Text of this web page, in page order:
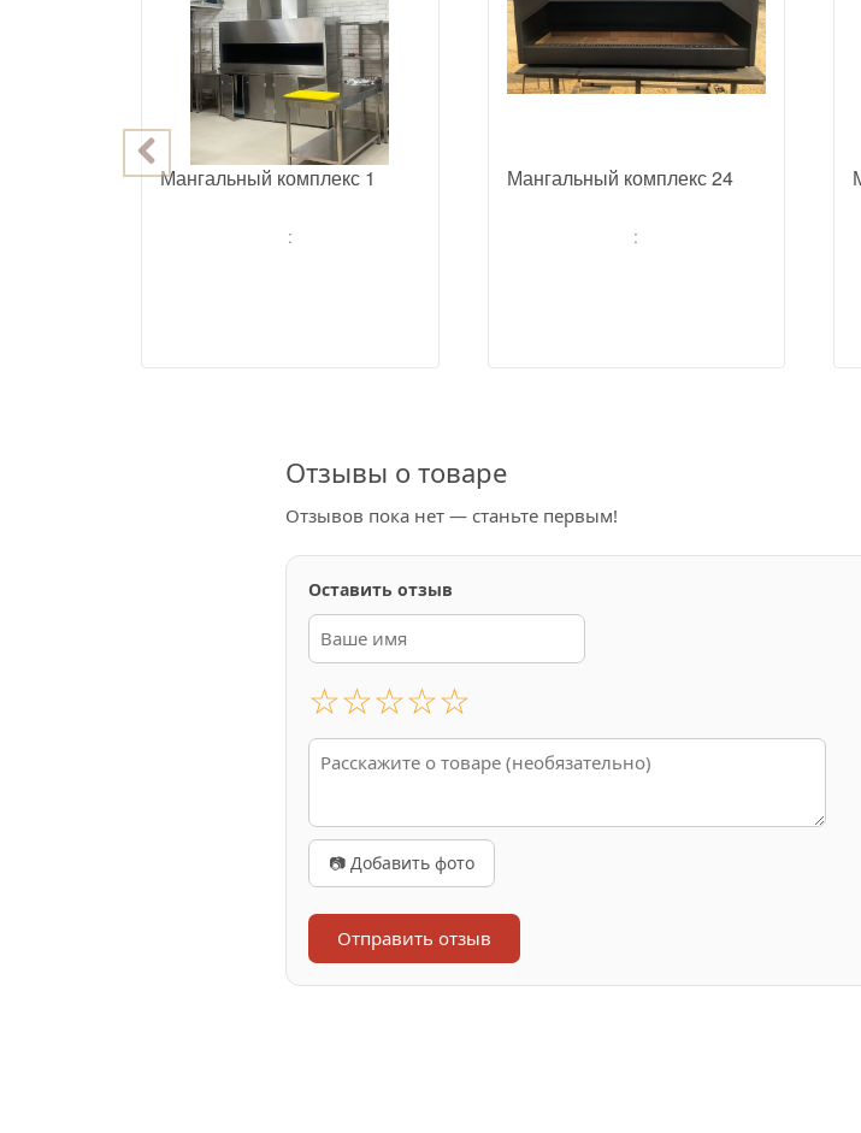
Мангальный комплекс 1
:
Мангальный комплекс 24
:
Отзывы о товаре
Отзывов пока нет — станьте первым!
Оставить отзыв
☆☆☆☆☆
📷 Добавить фото
Отправить отзыв